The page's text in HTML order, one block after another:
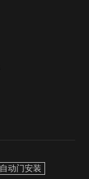
自动门安装